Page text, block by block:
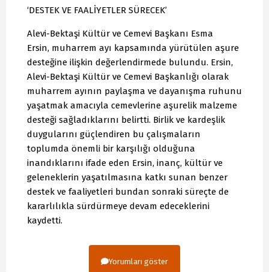
‘DESTEK VE FAALİYETLER SÜRECEK’
Alevi-Bektaşi Kültür ve Cemevi Başkanı Esma
Ersin, muharrem ayı kapsamında yürütülen aşure
desteğine ilişkin değerlendirmede bulundu. Ersin,
Alevi-Bektaşi Kültür ve Cemevi Başkanlığı olarak
muharrem ayının paylaşma ve dayanışma ruhunu
yaşatmak amacıyla cemevlerine aşurelik malzeme
desteği sağladıklarını belirtti. Birlik ve kardeşlik
duygularını güçlendiren bu çalışmaların
toplumda önemli bir karşılığı olduğuna
inandıklarını ifade eden Ersin, inanç, kültür ve
geleneklerin yaşatılmasına katkı sunan benzer
destek ve faaliyetleri bundan sonraki süreçte de
kararlılıkla sürdürmeye devam edeceklerini
kaydetti.
Yorumları göster